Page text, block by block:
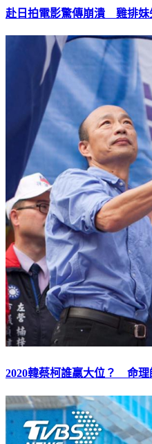
赴日拍電影驚傳崩潰 雞排妹
2020韓蔡柯誰贏大位？ 命理